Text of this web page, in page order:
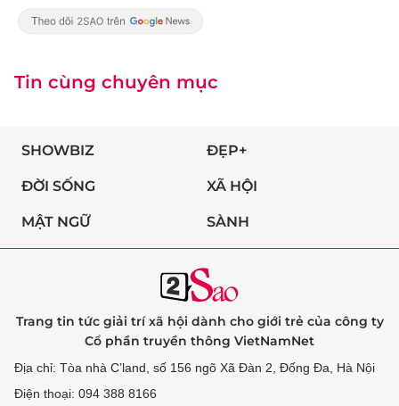
Tin cùng chuyên mục
SHOWBIZ ĐẸP+
ĐỜI SỐNG XÃ HỘI
MẬT NGỮ SÀNH
Trang tin tức giải trí xã hội dành cho giới trẻ của công ty
Cổ phần truyền thông VietNamNet
Địa chỉ: Tòa nhà C’land, số 156 ngõ Xã Đàn 2, Đống Đa, Hà Nội
Điện thoại: 094 388 8166